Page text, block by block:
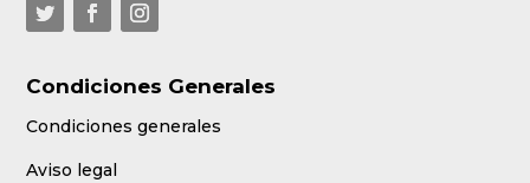
Condiciones Generales
Condiciones generales
Aviso legal